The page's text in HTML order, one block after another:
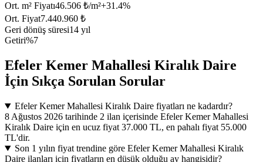
Ort. m² Fiyatı46.506 ₺/m²+31.4%
Ort. Fiyat7.440.960 ₺
Geri dönüş süresi14 yıl
Getiri%7
Efeler Kemer Mahallesi Kiralık Daire
İçin Sıkça Sorulan Sorular
Efeler Kemer Mahallesi Kiralık Daire fiyatları ne kadardır?
8 Ağustos 2026 tarihinde 2 ilan içerisinde Efeler Kemer Mahallesi
Kiralık Daire için en ucuz fiyat 37.000 TL, en pahalı fiyat 55.000
TL'dir.
Son 1 yılın fiyat trendine göre Efeler Kemer Mahallesi Kiralık
Daire ilanları için fiyatların en düşük olduğu ay hangisidir?